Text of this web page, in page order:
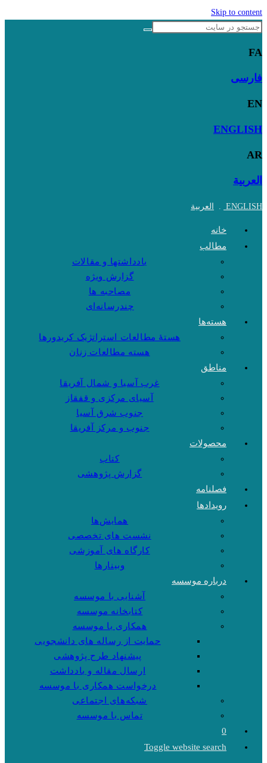
Skip to content
FA
فارسی
EN
ENGLISH
AR
العربية
ENGLISH
. العربية
خانه
مطالب
یادداشتها و مقالات
گزارش ویژه
مصاحبه ها
چندرسانه‌ای
هسته‌ها
هستهٔ مطالعات استراتژیک کریدورها
هسته مطالعات زنان
مناطق
غرب آسیا و شمال آفریقا
آسیای مرکزی و قفقاز
جنوب شرق آسیا
جنوب و مرکز آفریقا
محصولات
کتاب
گزارش پژوهشی
فصلنامه
رویدادها
همایش‌ها
نشست های تخصصی
کارگاه های آموزشی
وبینارها
درباره موسسه
آشنایی با موسسه
کتابخانه موسسه
همکاری با موسسه
حمایت از رساله های دانشجویی
پیشنهاد طرح پژوهشی
ارسال مقاله و یادداشت
درخواست همکاری با موسسه
شبکه‌های اجتماعی
تماس با موسسه
0
Toggle website search